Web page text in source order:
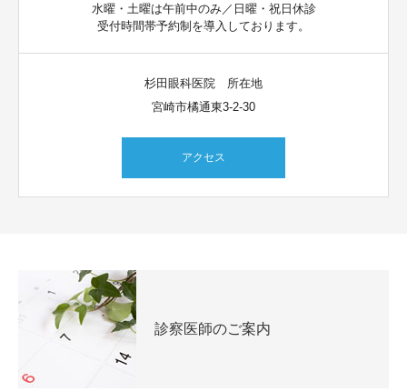
水曜・土曜は午前中のみ／日曜・祝日休診
受付時間帯予約制を導入しております。
杉田眼科医院 所在地
宮崎市橘通東3-2-30
アクセス
診察医師のご案内